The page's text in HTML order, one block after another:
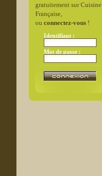
gratuitement sur Cuisine
Française,
ou connectez-vous!
Identifiant :
Mot de passe :